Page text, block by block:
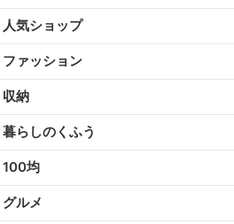
人気ショップ
ファッション
収納
暮らしのくふう
100均
グルメ